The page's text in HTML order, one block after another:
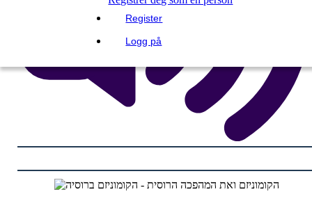
Register
Logg på